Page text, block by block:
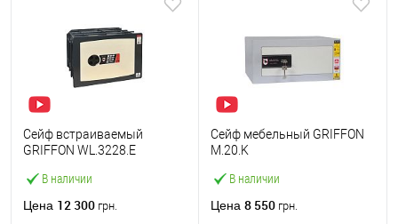
В наличии
Сейф встраиваемый
GRIFFON WL.3228.E
Цена 12 300 грн.
В наличии
Сейф мебельный GRIFFON
M.20.K
Цена 8 550 грн.